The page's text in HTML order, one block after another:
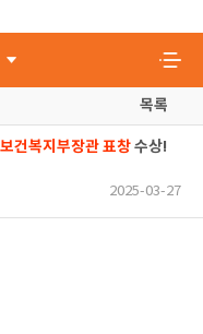
목록
보건복지부장관 표창수상!
2025-03-27